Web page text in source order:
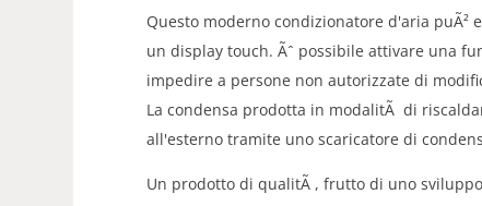
Questo moderno condizionatore d'aria puÃ²
un display touch. Ãˆ possibile attivare una
impedire a persone non autorizzate di
La condensa prodotta in modalitÃ di
all'esterno tramite uno scaricatore di
Un prodotto di qualitÃ , frutto di uno